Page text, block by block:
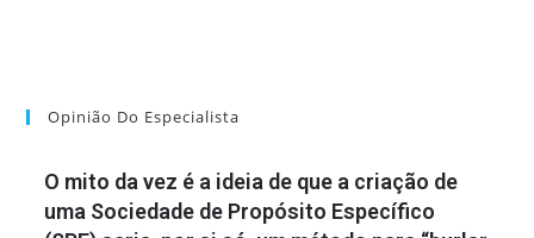
Opinião Do Especialista
O mito da vez é a ideia de que a criação de
uma Sociedade de Propósito Específico